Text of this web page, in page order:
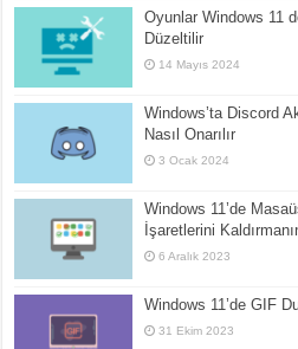
Oyunlar Windows 11
Düzeltilir
14 Mayıs 2024
Windows’ta Discord
Nasıl Onarılır
3 Ocak 2024
Windows 11’de
İşaretlerini
6 Aralık 2023
Windows 11’de GIF
31 Ekim 2023